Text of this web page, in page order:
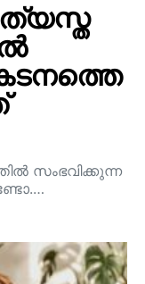
സംഭവിക്കുന്ന